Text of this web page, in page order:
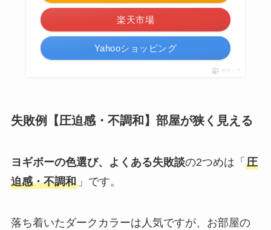
楽天市場
Yahooショッピング
ポチップ
失敗例【圧迫感・不調和】部屋が狭く見える
ヨギボーの色選び、よくある失敗談の2つめは「 圧
迫感・不調和」です。
落ち着いたダークカラーは人気ですが、お部屋の